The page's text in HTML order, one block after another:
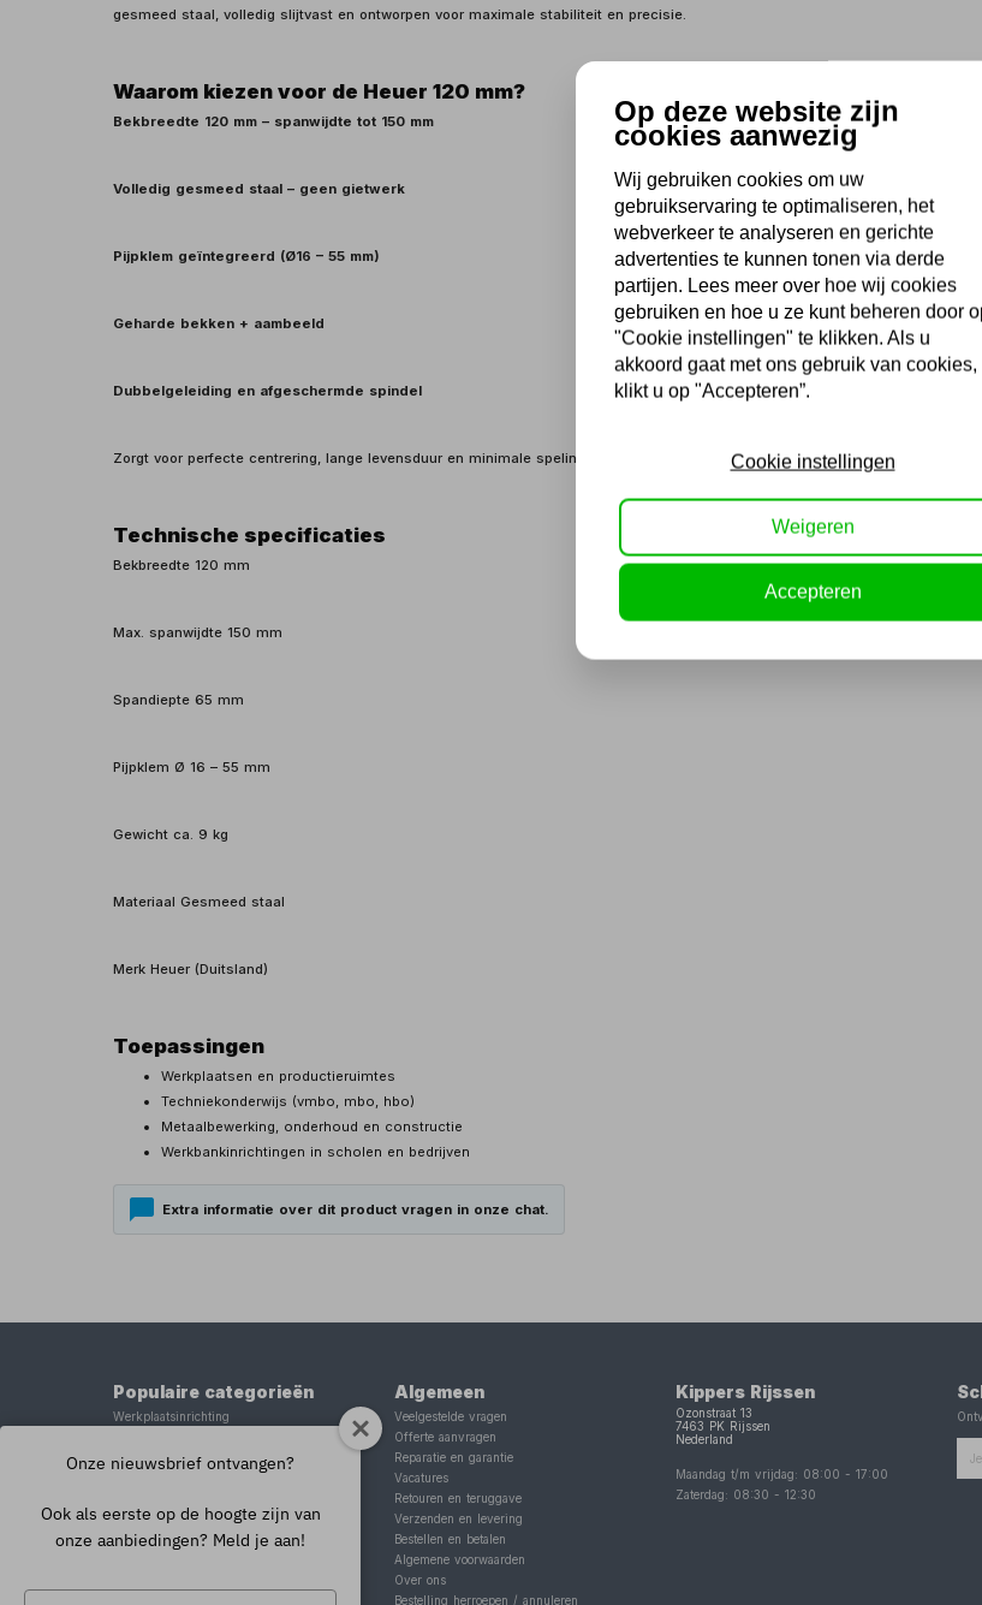
gesmeed staal, volledig slijtvast en ontworpen voor maximale stabiliteit en precisie.
Waarom kiezen voor de Heuer 120 mm?
Bekbreedte 120 mm – spanwijdte tot 150 mm
Volledig gesmeed staal – geen gietwerk
Pijpklem geïntegreerd (Ø16 – 55 mm)
Geharde bekken + aambeeld
Dubbelgeleiding en afgeschermde spindel
Zorgt voor perfecte centrering, lange levensduur en minimale speling.
Technische specificaties
Bekbreedte 120 mm
Max. spanwijdte 150 mm
Spandiepte 65 mm
Pijpklem Ø 16 – 55 mm
Gewicht ca. 9 kg
Materiaal Gesmeed staal
Merk Heuer (Duitsland)
Toepassingen
Werkplaatsen en productieruimtes
Techniekonderwijs (vmbo, mbo, hbo)
Metaalbewerking, onderhoud en constructie
Werkbankinrichtingen in scholen en bedrijven
Extra informatie over dit product vragen in onze chat.
Populaire categorieën
Werkplaatsinrichting
Tig lasapparaat
Motorlift
Schaarlift
Algemeen
Veelgestelde vragen
Offerte aanvragen
Reparatie en garantie
Vacatures
Retouren en teruggave
Verzenden en levering
Bestellen en betalen
Algemene voorwaarden
Over ons
Bestelling herroepen / annuleren
Kippers Rijssen
Ozonstraat 13
7463 PK
Rijssen
Nederland
Maandag t/m vrijdag: 08:00 -17:00
Zaterdag: 08:30 -12:30
Onze nieuwsbrief ontvangen?
Ook als eerste op de hoogte zijn van
onze aanbiedingen? Meld je aan!
Op deze website zijn
cookies aanwezig
Wij gebruiken cookies om uw
gebruikservaring te optimaliseren, het
webverkeer te analyseren en gerichte
advertenties te kunnen tonen via derde
partijen. Lees meer over hoe wij cookies
gebruiken en hoe u ze kunt beheren door
"Cookie instellingen" te klikken. Als u
akkoord gaat met ons gebruik van cookies,
klikt u op "Accepteren”.
Cookie instellingen
Weigeren
Accepteren